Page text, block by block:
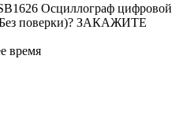
Осциллограф цифровой
поверки)? ЗАКАЖИТЕ
время